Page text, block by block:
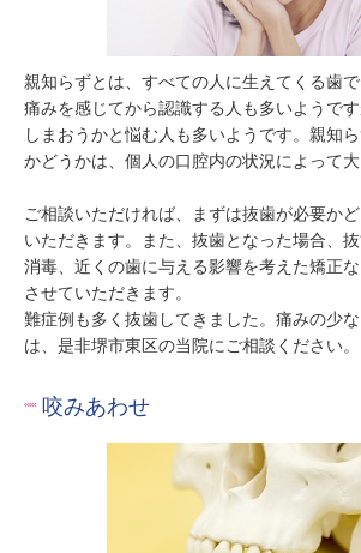
親知らずとは、すべての人に生えてくる歯で
痛みを感じてから認識する人も多いようで
しまおうかと悩む人も多いようです。親知
かどうかは、個人の口腔内の状況によって大
ご相談いただければ、まずは抜歯が必要か
いただきます。また、抜歯となった場合、
消毒、近くの歯に与える影響を考えた矯正
させていただきます。
難症例も多く抜歯してきました。痛みの少
は、是非堺市東区の当院にご相談ください。
咬みあわせ